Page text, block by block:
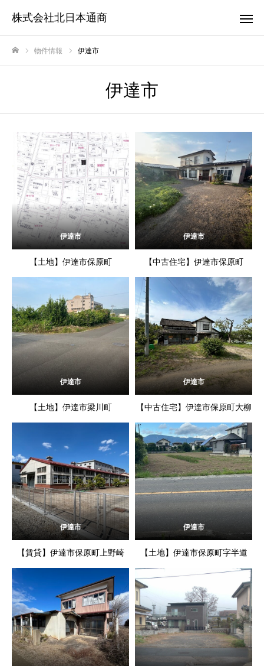
株式会社北日本通商
物件情報 伊達市
伊達市
伊達市
【土地】伊達市保原町
伊達市
【中古住宅】伊達市保原町
伊達市
【土地】伊達市梁川町
伊達市
【中古住宅】伊達市保原町大柳
伊達市
【賃貸】伊達市保原町上野崎
伊達市
【土地】伊達市保原町字半道